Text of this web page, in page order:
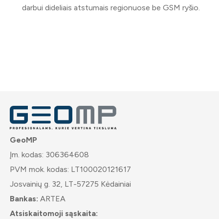
darbui dideliais atstumais regionuose be GSM ryšio.
GeoMP
Įm. kodas: 306364608
PVM mok. kodas: LT100020121617
Josvainių g. 32, LT-57275 Kėdainiai
Bankas: ARTEA
Atsiskaitomoji sąskaita: